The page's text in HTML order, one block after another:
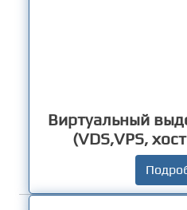
Виртуальный
(VDS,VPS,